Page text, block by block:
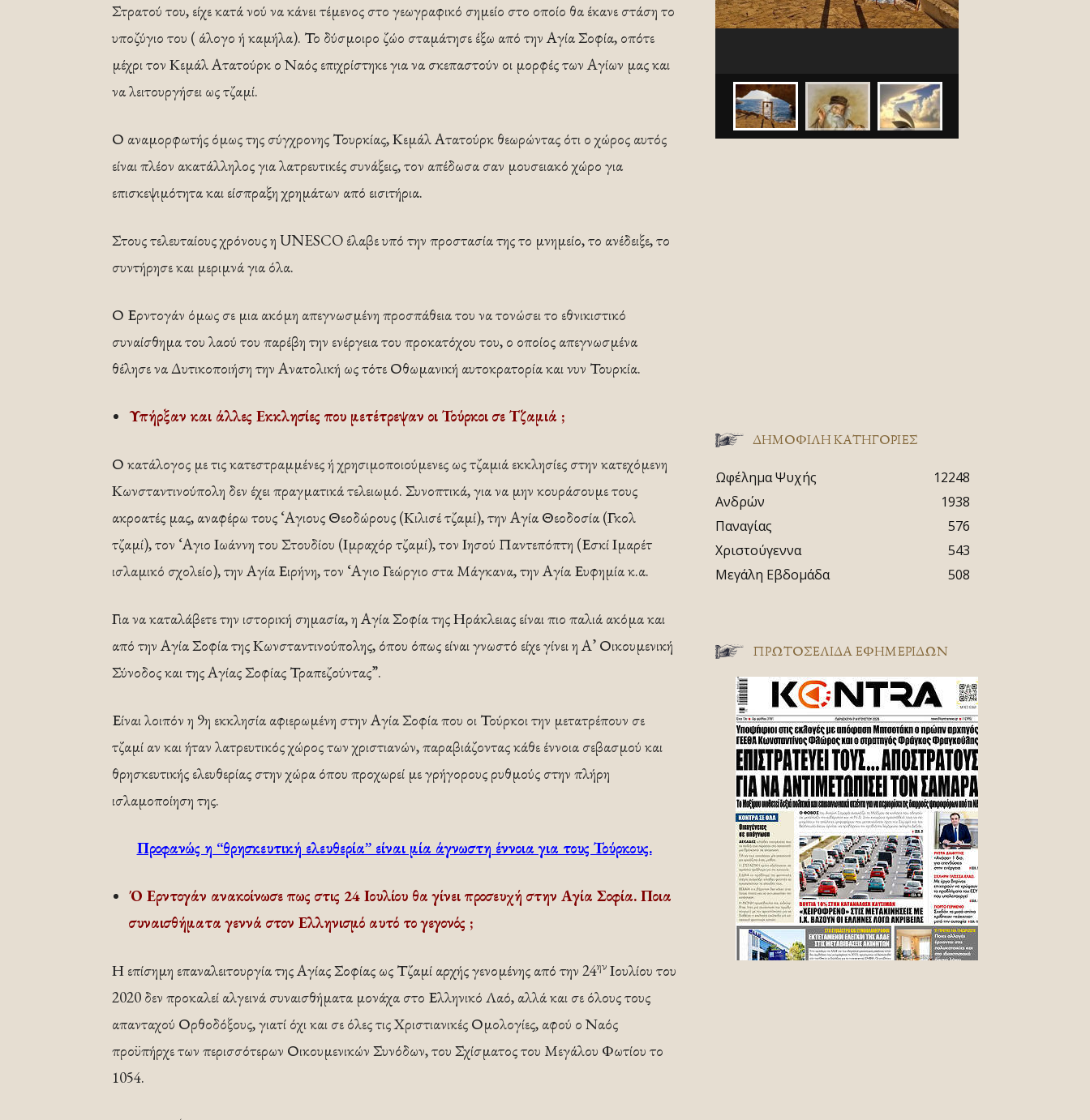
Στρατού του, είχε κατά νού να κάνει τέμενος στο γεωγραφικό σημείο στο οποίο θα έκανε στάση το
υποζύγιο του ( άλογο ή καμήλα). Το δύσμοιρο ζώο σταμάτησε έξω από την Αγία Σοφία, οπότε
μέχρι τον Κεμάλ Ατατούρκ ο Ναός επιχρίστηκε για να σκεπαστούν οι μορφές των Αγίων μας και
να λειτουργήσει ως τζαμί.
Ο αναμορφωτής όμως της σύγχρονης Τουρκίας, Κεμάλ Ατατούρκ θεωρώντας ότι ο χώρος αυτός
είναι πλέον ακατάλληλος για λατρευτικές συνάξεις, τον απέδωσα σαν μουσειακό χώρο για
επισκεψιμότητα και είσπραξη χρημάτων από εισιτήρια.
Στους τελευταίους χρόνους η UNESCO έλαβε υπό την προστασία της το μνημείο, το ανέδειξε, το
συντήρησε και μεριμνά για όλα.
Ο Ερντογάν όμως σε μια ακόμη απεγνωσμένη προσπάθεια του να τονώσει το εθνικιστικό
συναίσθημα του λαού του παρέβη την ενέργεια του προκατόχου του, ο οποίος απεγνωσμένα
θέλησε να Δυτικοποιήση την Ανατολική ως τότε Οθωμανική αυτοκρατορία και νυν Τουρκία.
Υπήρξαν και άλλες Εκκλησίες που μετέτρεψαν οι Τούρκοι σε Τζαμιά ;
Ο κατάλογος με τις κατεστραμμένες ή χρησιμοποιούμενες ως τζαμιά εκκλησίες στην κατεχόμενη
Κωνσταντινούπολη δεν έχει πραγματικά τελειωμό. Συνοπτικά, για να μην κουράσουμε τους
ακροατές μας, αναφέρω τους ‘Αγιους Θεοδώρους (Κιλισέ τζαμί), την Αγία Θεοδοσία (Γκολ
τζαμί), τον ‘Αγιο Ιωάννη του Στουδίου (Ιμραχόρ τζαμί), τον Ιησού Παντεπόπτη (Εσκί Ιμαρέτ
ισλαμικό σχολείο), την Αγία Ειρήνη, τον ‘Αγιο Γεώργιο στα Μάγκανα, την Αγία Ευφημία κ.α.
Για να καταλάβετε την ιστορική σημασία, η Αγία Σοφία της Ηράκλειας είναι πιο παλιά ακόμα και
από την Αγία Σοφία της Κωνσταντινούπολης, όπου όπως είναι γνωστό είχε γίνει η Α’ Οικουμενική
Σύνοδος και της Αγίας Σοφίας Τραπεζούντας”.
Είναι λοιπόν η 9η εκκλησία αφιερωμένη στην Αγία Σοφία που οι Τούρκοι την μετατρέπουν σε
τζαμί αν και ήταν λατρευτικός χώρος των χριστιανών, παραβιάζοντας κάθε έννοια σεβασμού και
θρησκευτικής ελευθερίας στην χώρα όπου προχωρεί με γρήγορους ρυθμούς στην πλήρη
ισλαμοποίηση της.
Προφανώς η “θρησκευτική ελευθερία” είναι μία άγνωστη έννοια για τους Τούρκους.
Ό Ερντογάν ανακοίνωσε πως στις 24 Ιουλίου θα γίνει προσευχή στην Αγία Σοφία. Ποια
συναισθήματα γεννά στον Ελληνισμό αυτό το γεγονός ;
Η επίσημη επαναλειτουργία της Αγίας Σοφίας ως Τζαμί αρχής γενομένης από την 24ην Ιουλίου του
2020 δεν προκαλεί αλγεινά συναισθήματα μονάχα στο Ελληνικό Λαό, αλλά και σε όλους τους
απανταχού Ορθοδόξους, γιατί όχι και σε όλες τις Χριστιανικές Ομολογίες, αφού ο Ναός
προϋπήρχε των περισσότερων Οικουμενικών Συνόδων, του Σχίσματος του Μεγάλου Φωτίου το
1054.
ΔΗΜΟΦΙΛΗ ΚΑΤΗΓΟΡΙΕΣ
Ωφέλημα Ψυχής
12248
Ανδρών
1938
Παναγίας
576
Χριστούγεννα
543
Μεγάλη Εβδομάδα
508
ΠΡΩΤΟΣΈΛΙΔΑ ΕΦΗΜΕΡΊΔΩΝ